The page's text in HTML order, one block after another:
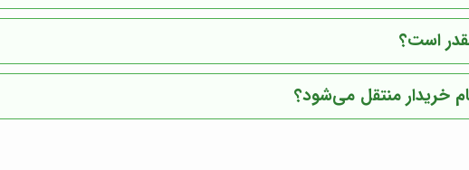
است؟
خریدار منتقل می‌شود؟